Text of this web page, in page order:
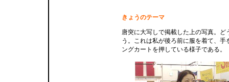
きょうのテーマ
唐突に大写しで掲載した上の写真。ど
う。これは私が後ろ前に服を着て、手
ングカートを押している様子である。